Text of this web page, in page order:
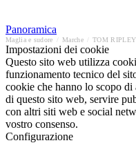
Panoramica
Maglia e sudore Marche TOM RIPLEY
Impostazioni dei cookie
Questo sito web utilizza
funzionamento tecnico del
cookie che hanno lo scopo
di questo sito web, servire
con altri siti web e social
vostro consenso.
Configurazione